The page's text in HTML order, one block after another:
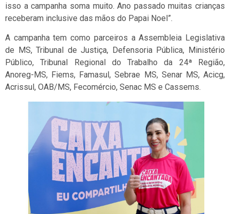
isso a campanha soma muito. Ano passado muitas crianças
receberam inclusive das mãos do Papai Noel”.
A campanha tem como parceiros a Assembleia Legislativa
de MS, Tribunal de Justiça, Defensoria Pública, Ministério
Público, Tribunal Regional do Trabalho da 24ª Região,
Anoreg-MS, Fiems, Famasul, Sebrae MS, Senar MS, Acicg,
Acrissul, OAB/MS, Fecomércio, Senac MS e Cassems.